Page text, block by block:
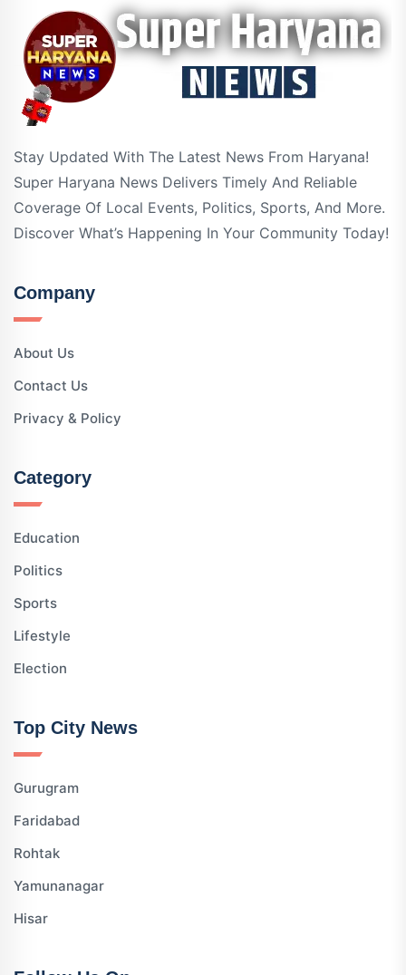
Stay Updated With The Latest News From Haryana!
Super Haryana News Delivers Timely And Reliable
Coverage Of Local Events, Politics, Sports, And More.
Discover What’s Happening In Your Community Today!
Company
About Us
Contact Us
Privacy & Policy
Category
Education
Politics
Sports
Lifestyle
Election
Top City News
Gurugram
Faridabad
Rohtak
Yamunanagar
Hisar